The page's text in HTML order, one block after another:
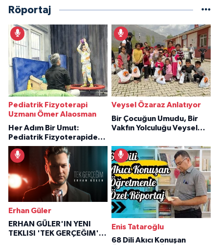
Röportaj
Pediatrik Fizyoterapi
Uzmanı Ömer Alaosman
Her Adım Bir Umut:
Pediatrik Fizyoterapiden
İlham Veren Hikâyeler
Veysel Özaraz Anlatıyor
Bir Çocuğun Umudu, Bir
Vakfın Yolculuğu Veysel
Erhan Güler
ERHAN GÜLER'IN YENI
TEKLISI 'TEK GERÇEĞIM'LE
Enis Tataroğlu
68 Dili Akıcı Konuşan